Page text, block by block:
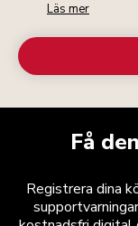
Läs mer
Få
Registrera dina